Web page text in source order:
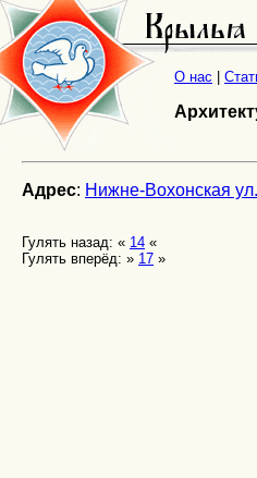
О нас
Адрес: Нижне-Вохонская ул.
Гулять назад: « 14 «
Гулять вперёд: » 17 »